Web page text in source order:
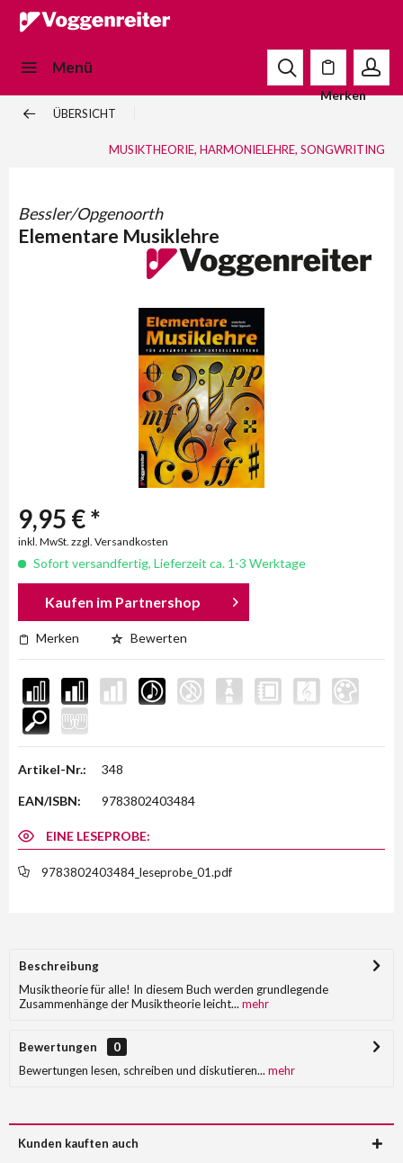
Menü
Merken
ÜBERSICHT
MUSIKTHEORIE, HARMONIELEHRE, SONGWRITING
Bessler/Opgenoorth
Elementare Musiklehre
9,95 € *
inkl. MwSt. zzgl. Versandkosten
Sofort versandfertig, Lieferzeit ca. 1-3 Werktage
Kaufen im Partnershop
Merken Bewerten
Artikel-Nr.: 348
EAN/ISBN: 9783802403484
EINE LESEPROBE:
9783802403484_leseprobe_01.pdf
Beschreibung
Musiktheorie für alle! In diesem Buch werden grundlegende
Zusammenhänge der Musiktheorie leicht... mehr
Bewertungen
0
Bewertungen lesen, schreiben und diskutieren... mehr
Kunden kauften auch